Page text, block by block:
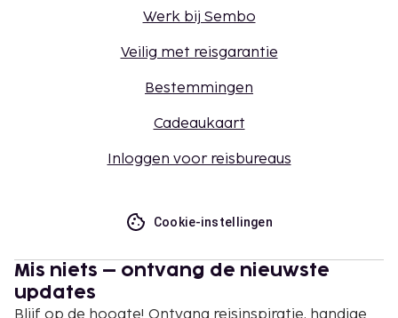
Werk bij Sembo
Veilig met reisgarantie
Bestemmingen
Cadeaukaart
Inloggen voor reisbureaus
Cookie-instellingen
Mis niets – ontvang de nieuwste
updates